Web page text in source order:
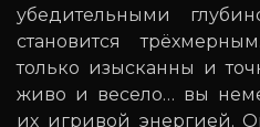
убедительными
становится
только изысканны и
живо и весело… вы
их игривой энергией.